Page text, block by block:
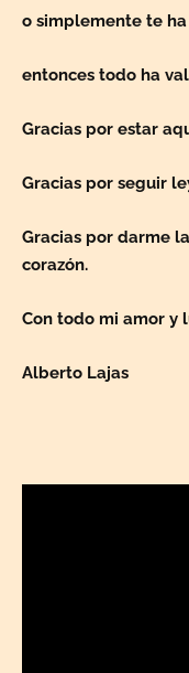
o simplemente te
entonces todo ha
Gracias por estar
Gracias por seguir
Gracias por darme
corazón.
Con todo mi amor y
Alberto Lajas